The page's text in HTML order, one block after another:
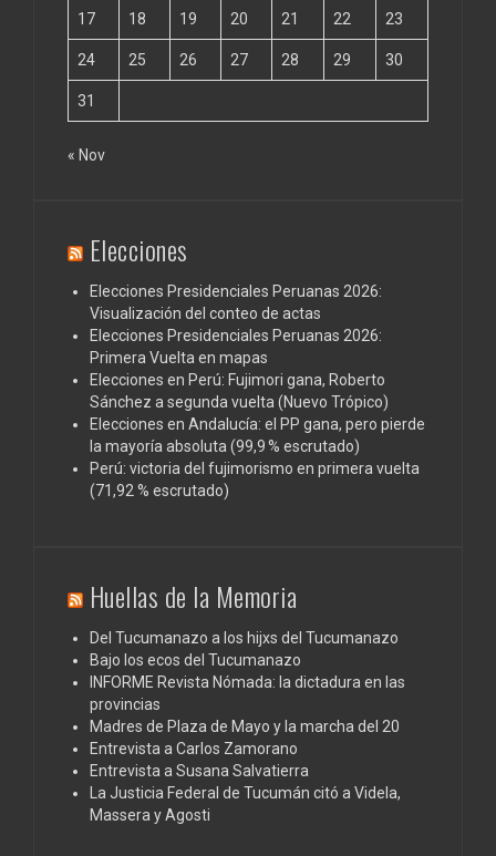
17 18 19 20 21 22 23
24 25 26 27 28 29 30
31
« Nov
Elecciones
Elecciones Presidenciales Peruanas 2026:
Visualización del conteo de actas
Elecciones Presidenciales Peruanas 2026:
Primera Vuelta en mapas
Elecciones en Perú: Fujimori gana, Roberto
Sánchez a segunda vuelta (Nuevo Trópico)
Elecciones en Andalucía: el PP gana, pero pierde
la mayoría absoluta (99,9 % escrutado)
Perú: victoria del fujimorismo en primera vuelta
(71,92 % escrutado)
Huellas de la Memoria
Del Tucumanazo a los hijxs del Tucumanazo
Bajo los ecos del Tucumanazo
INFORME Revista Nómada: la dictadura en las
provincias
Madres de Plaza de Mayo y la marcha del 20
Entrevista a Carlos Zamorano
Entrevista a Susana Salvatierra
La Justicia Federal de Tucumán citó a Videla,
Massera y Agosti